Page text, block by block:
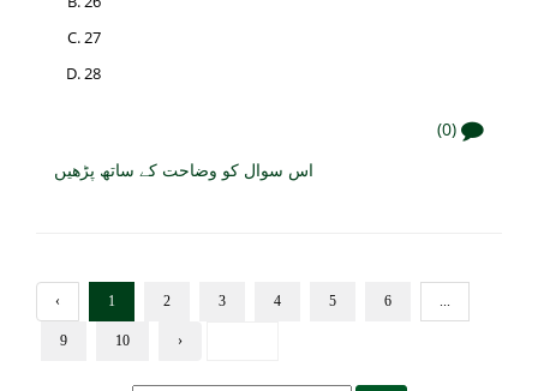
27
28
(0)
اس سوال کو وضاحت کے ساتھ پڑھیں
‹ 1 2 3 4 5 6
9 10 ›